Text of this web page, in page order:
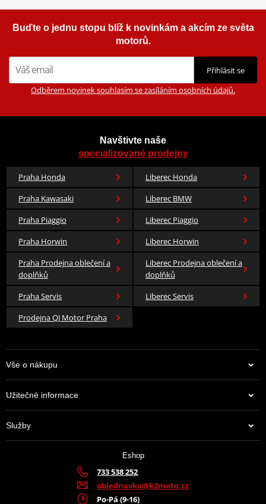
Buďte o jednu stopu blíž k novinkám a akcím ze světa
motorů.
Přihlásit se
Odběrem novinek souhlasím se zasíláním osobních údajů.
Navštivte naše
specializované prodejny
Praha Honda
Liberec Honda
Praha Kawasaki
Liberec BMW
Praha Piaggio
Liberec Piaggio
Praha Horwin
Liberec Horwin
Praha Prodejna oblečení a
doplňků
Liberec Prodejna oblečení a
doplňků
Praha Servis
Liberec Servis
Prodejna QJ Motor Praha
Vše o nákupu
Užitečné informace
Služby
Eshop
733 538 252
objednavka@k2moto.cz
Po-Pá (9-16)